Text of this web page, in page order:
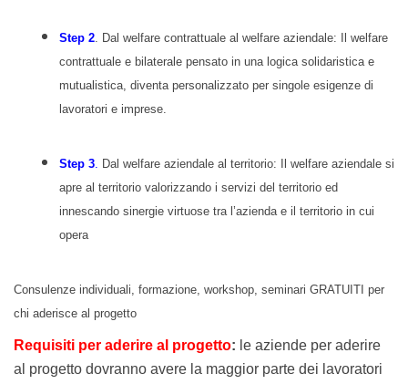
Step 2. Dal welfare contrattuale al welfare aziendale: Il welfare
contrattuale e bilaterale pensato in una logica solidaristica e
mutualistica, diventa personalizzato per singole esigenze di
lavoratori e imprese.
Step 3. Dal welfare aziendale al territorio: Il welfare aziendale si
apre al territorio valorizzando i servizi del territorio ed
innescando sinergie virtuose tra l’azienda e il territorio in cui
opera
Consulenze individuali, formazione, workshop, seminari GRATUITI per
chi aderisce al progetto
Requisiti per aderire al progetto: le aziende per aderire
al progetto dovranno avere la maggior parte dei lavoratori